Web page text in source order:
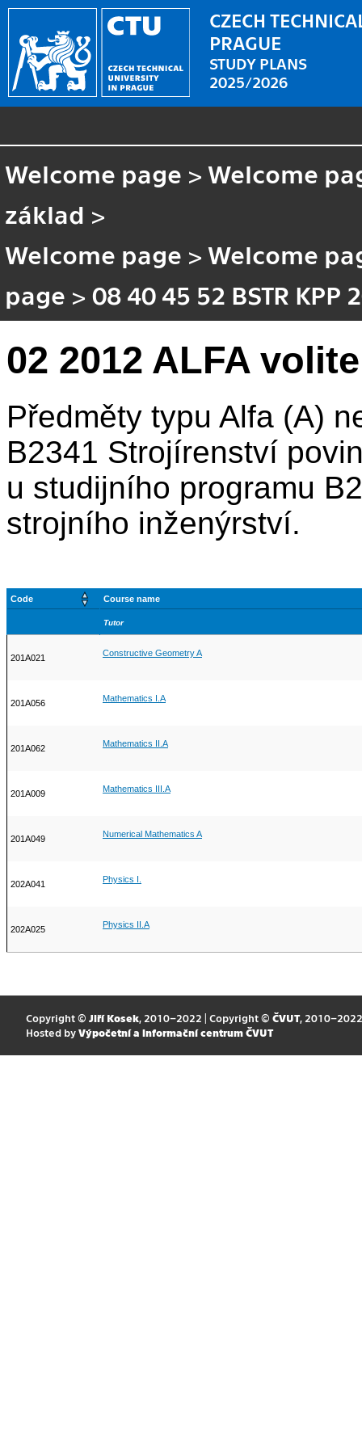
CZECH
PRAGUE
STUDY PLANS
2025/2026
Welcome page >Welcome
základ >
Welcome page >Welcome
page >08 40 45 52 BSTR KPP
02 2012 ALFA
Předměty typu Alfa (A)
B2341 Strojírenství
u studijního programu
strojního inženýrství.
Code Course name
Tutor
201A021 Constructive Geometry A
201A056 Mathematics I.A
201A062 Mathematics II.A
201A009 Mathematics III.A
201A049 Numerical Mathematics A
202A041 Physics I.
202A025 Physics II.A
Copyright © Jiří Kosek, 2010–2022 | Copyright © ČVUT, 2010–2022
Hosted by Výpočetní a informační centrum ČVUT